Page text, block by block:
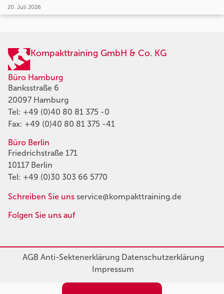
20. Juli 2026
Kompakttraining GmbH & Co. KG
Büro Hamburg
Banksstraße 6
20097 Hamburg
Tel: +49 (0)40 80 81 375 -0
Fax: +49 (0)40 80 81 375 -41
Büro Berlin
Friedrichstraße 171
10117 Berlin
Tel: +49 (0)30 303 66 5770
Schreiben Sie uns service@kompakttraining.de
Folgen Sie uns auf
AGBAnti-SektenerklärungDatenschutzerklärung
Impressum